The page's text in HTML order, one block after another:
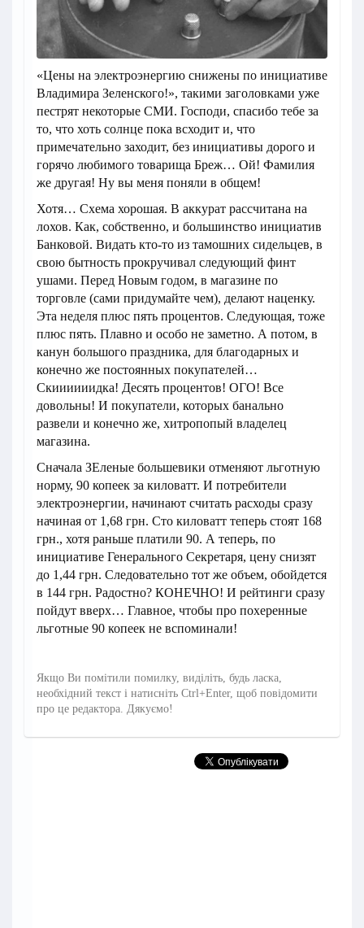
«Цены на электроэнергию снижены по инициативе
Владимира Зеленского!», такими заголовками уже
пестрят некоторые СМИ. Господи, спасибо тебе за
то, что хоть солнце пока всходит и, что
примечательно заходит, без инициативы дорого и
горячо любимого товарища Бреж… Ой! Фамилия
же другая! Ну вы меня поняли в общем!
Хотя… Схема хорошая. В аккурат рассчитана на
лохов. Как, собственно, и большинство инициатив
Банковой. Видать кто-то из тамошних сидельцев, в
свою бытность прокручивал следующий финт
ушами. Перед Новым годом, в магазине по
торговле (сами придумайте чем), делают наценку.
Эта неделя плюс пять процентов. Следующая, тоже
плюс пять. Плавно и особо не заметно. А потом, в
канун большого праздника, для благодарных и
конечно же постоянных покупателей…
Скиииииидка! Десять процентов! ОГО! Все
довольны! И покупатели, которых банально
развели и конечно же, хитропопый владелец
магазина.
Сначала ЗЕленые большевики отменяют льготную
норму, 90 копеек за киловатт. И потребители
электроэнергии, начинают считать расходы сразу
начиная от 1,68 грн. Сто киловатт теперь стоят 168
грн., хотя раньше платили 90. А теперь, по
инициативе Генерального Секретаря, цену снизят
до 1,44 грн. Следовательно тот же объем, обойдется
в 144 грн. Радостно? КОНЕЧНО! И рейтинги сразу
пойдут вверх… Главное, чтобы про похеренные
льготные 90 копеек не вспоминали!
Якщо Ви помітили помилку, виділіть, будь ласка,
необхідний текст і натисніть Ctrl+Enter, щоб повідомити
про це редактора. Дякуємо!